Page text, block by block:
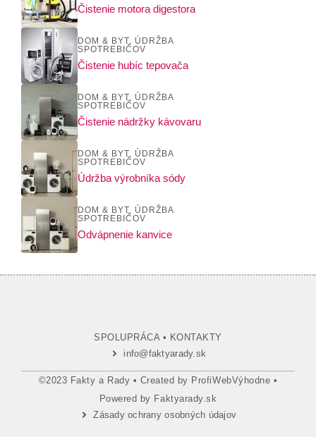
Čistenie motora digestora
DOM & BYT, ÚDRŽBA
SPOTREBIČOV
Čistenie hubíc tepovača
DOM & BYT, ÚDRŽBA
SPOTREBIČOV
Čistenie nádržky kávovaru
DOM & BYT, ÚDRŽBA
SPOTREBIČOV
Údržba výrobníka sódy
DOM & BYT, ÚDRŽBA
SPOTREBIČOV
Odvápnenie kanvice
SPOLUPRÁCA• KONTAKTY
info@faktyarady.sk
©2023 Fakty a Rady • Created by ProfiWebVýhodne •
Powered by Faktyarady.sk
Zásady ochrany osobných údajov